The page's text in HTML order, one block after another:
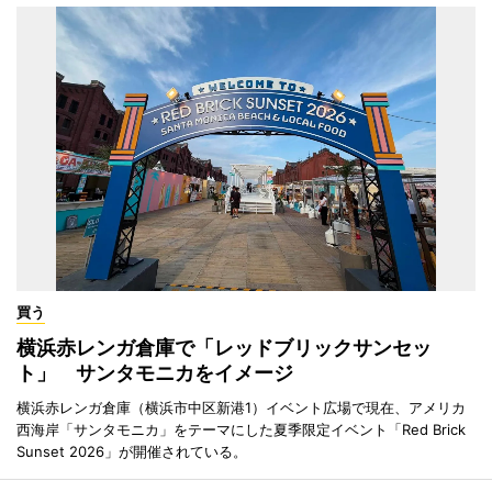
買う
横浜赤レンガ倉庫で「レッドブリックサンセッ
ト」 サンタモニカをイメージ
横浜赤レンガ倉庫（横浜市中区新港1）イベント広場で現在、アメリカ
西海岸「サンタモニカ」をテーマにした夏季限定イベント「Red Brick
Sunset 2026」が開催されている。